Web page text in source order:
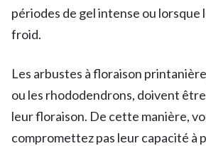
périodes de gel intense ou lorsque
froid.
Les arbustes à floraison
ou les rhododendrons, doivent
leur floraison. De cette manière,
compromettez pas leur capacité à